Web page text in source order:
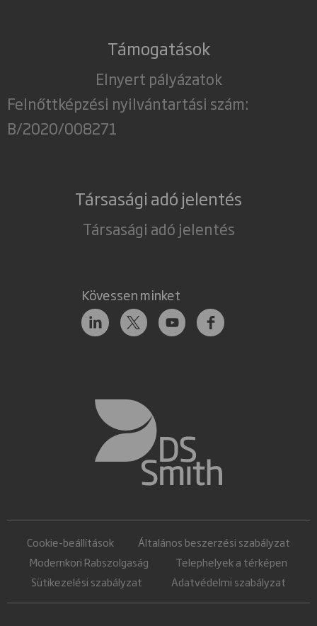
Támogatások
Elnyert pályázatok
Felnőttképzési nyilvántartási szám:
B/2020/008271
Társasági adó jelentés
Társasági adó jelentés
Kövessen minket
Cookie-beállítások
Általános beszerzési szabályzat
Modernkori Rabszolgaság
Telephelyek a térképen
Sütikezelési szabályzat
Adatvédelmi szabályzat